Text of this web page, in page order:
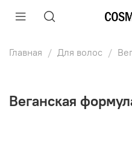
Главная Для волос
Веганская